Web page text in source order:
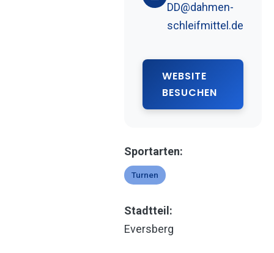
DD@dahmen-
schleifmittel.de
WEBSITE
BESUCHEN
Sportarten:
Turnen
Stadtteil:
Eversberg